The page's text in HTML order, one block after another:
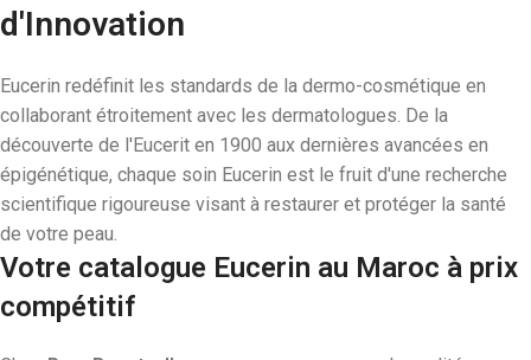
d'Innovation
Eucerin redéfinit les standards de la dermo-cosmétique en
collaborant étroitement avec les dermatologues. De la
découverte de l'Eucerit en 1900 aux dernières avancées en
épigénétique, chaque soin Eucerin est le fruit d'une recherche
scientifique rigoureuse visant à restaurer et protéger la santé
de votre peau.
Votre catalogue Eucerin au Maroc à prix
compétitif